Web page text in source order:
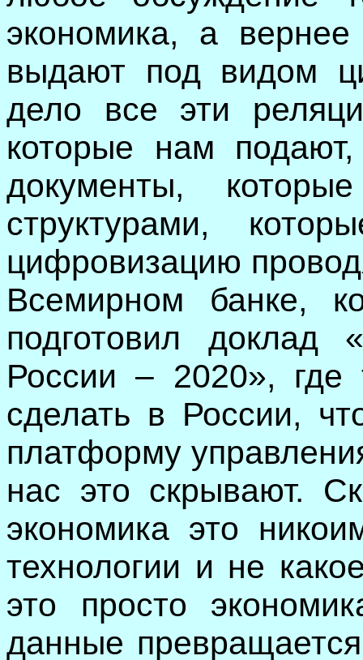
экономика, а
выдают под видом
дело все эти
которые нам
документы,
структурами,
цифровизацию
Всемирном банке,
подготовил доклад
России – 2020», где
сделать в России,
платформу
нас это скрывают.
экономика это
технологии и не
это просто
данные